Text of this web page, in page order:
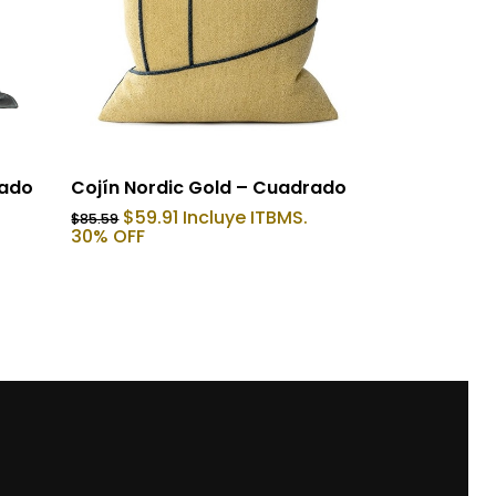
Añadir Al Carrito
Cojín Nordic Gold – Cuadrado
$85.59 El
precio
$59.91 El
precio
Incluye ITBMS.
30% OFF